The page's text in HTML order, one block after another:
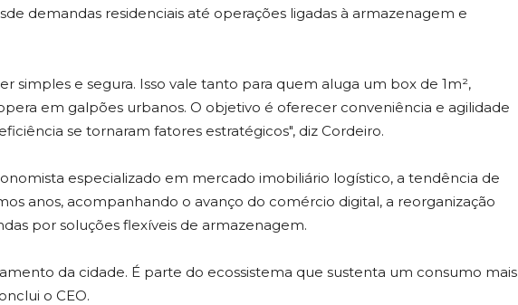
demandas residenciais até operações ligadas à armazenagem e
simples e segura. Isso vale tanto para quem aluga um box de 1m²,
em galpões urbanos. O objetivo é oferecer conveniência e agilidade
se tornaram fatores estratégicos", diz Cordeiro.
especializado em mercado imobiliário logístico, a tendência de
anos, acompanhando o avanço do comércio digital, a reorganização
por soluções flexíveis de armazenagem.
da cidade. É parte do ecossistema que sustenta um consumo mais
o CEO.